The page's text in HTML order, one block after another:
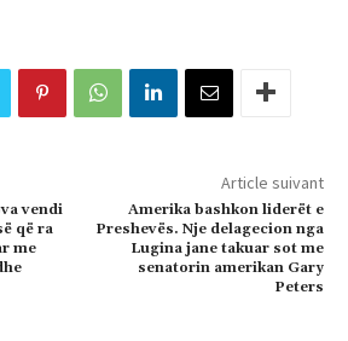
vendi
që ra
me
Article suivant
Amerika bashkon liderët e
Preshevës. Nje delagecion nga
Lugina jane takuar sot me
senatorin amerikan Gary
Peters